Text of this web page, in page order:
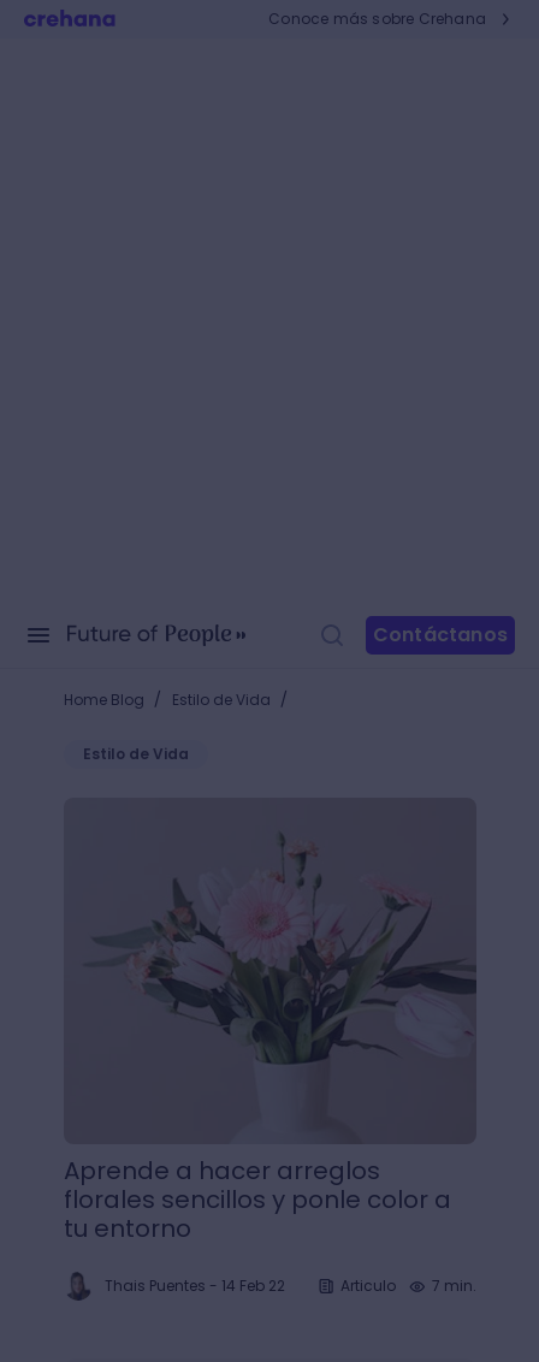
Conoce más sobre Crehana
Contáctanos
Home Blog / Estilo de Vida /
Estilo de Vida
Aprende a hacer arreglos
florales sencillos y ponle color a
tu entorno
Thais Puentes - 14 Feb 22 Articulo 7 min.